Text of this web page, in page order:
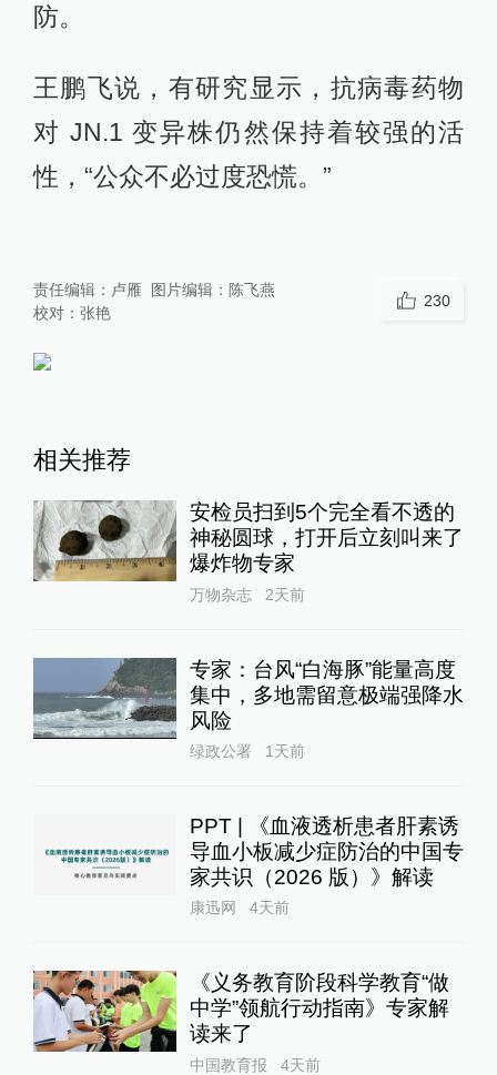
防。
王鹏飞说，有研究显示，抗病毒药物
对 JN.1 变异株仍然保持着较强的活
性，“公众不必过度恐慌。”
责任编辑： 卢雁 图片编辑： 陈飞燕
校对： 张艳
230
相关推荐
安检员扫到5个完全看不透的
神秘圆球，打开后立刻叫来了
爆炸物专家
万物杂志 2天前
专家：台风“白海豚”能量高度
集中，多地需留意极端强降水
风险
绿政公署 1天前
PPT | 《血液透析患者肝素诱
导血小板减少症防治的中国专
家共识（2026 版）》解读
康迅网 4天前
《义务教育阶段科学教育“做
中学”领航行动指南》专家解
读来了
中国教育报 4天前